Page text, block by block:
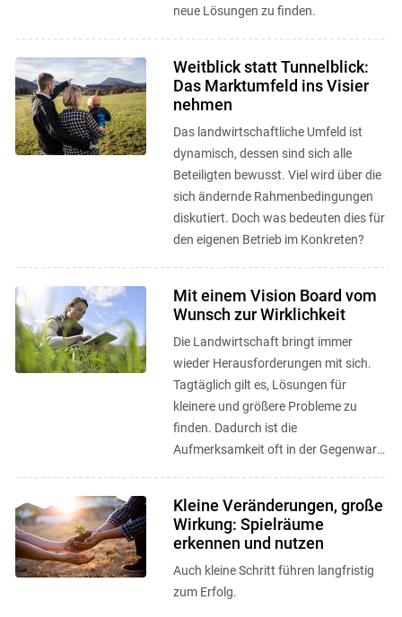
neue Lösungen zu finden.
Weitblick statt Tunnelblick:
Das Marktumfeld ins Visier
nehmen
Das landwirtschaftliche Umfeld ist
dynamisch, dessen sind sich alle
Beteiligten bewusst. Viel wird über die
sich ändernde Rahmenbedingungen
diskutiert. Doch was bedeuten dies für
den eigenen Betrieb im Konkreten?
Mit einem Vision Board vom
Wunsch zur Wirklichkeit
Die Landwirtschaft bringt immer
wieder Herausforderungen mit sich.
Tagtäglich gilt es, Lösungen für
kleinere und größere Probleme zu
finden. Dadurch ist die
Aufmerksamkeit oft in der Gegenwart
Kleine Veränderungen, große
Wirkung: Spielräume
erkennen und nutzen
Auch kleine Schritt führen langfristig
zum Erfolg.